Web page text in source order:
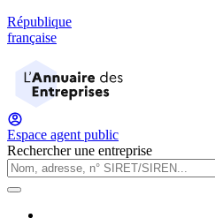
République
française
Espace agent public
Rechercher une entreprise